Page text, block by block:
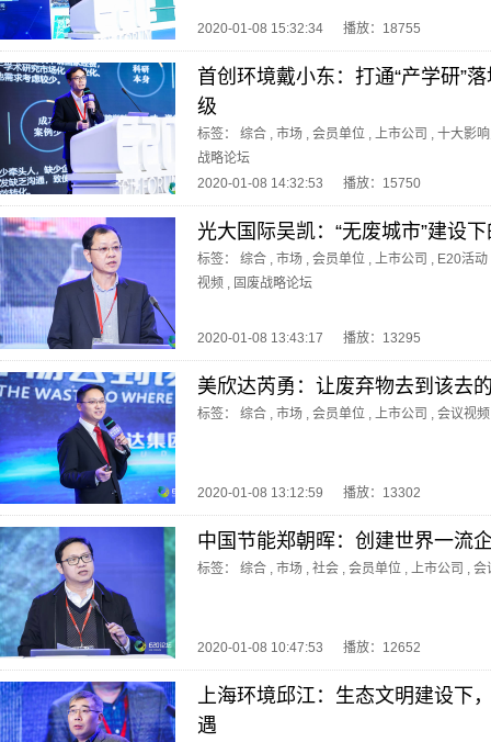
2020-01-08 15:32:34 播放：18755
首创环境戴小东：打通“产学研”
级
标签： 综合 , 市场 , 会员单位 , 上市公司 , 十大影
战略论坛
2020-01-08 14:32:53
播放：15750
光大国际吴凯：“无废城市”建设
标签： 综合 , 市场 , 会员单位 , 上市公司 , E20活动
视频 , 固废战略论坛
2020-01-08 13:43:17 播放：13295
美欣达芮勇：让废弃物去到该去
标签： 综合 , 市场 , 会员单位 , 上市公司 , 会议视频
2020-01-08 13:12:59 播放：13302
中国节能郑朝晖：创建世界一流
标签： 综合 , 市场 , 社会 , 会员单位 , 上市公司 , 会
2020-01-08 10:47:53 播放：12652
上海环境邱江：生态文明建设下
遇